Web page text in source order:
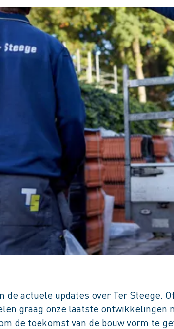
actuele updates over Ter Steege.
graag onze laatste ontwikkelingen
de toekomst van de bouw vorm te